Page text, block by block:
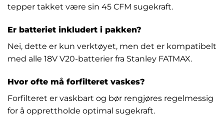
tepper takket være sin 45 CFM sugekraft.
Er batteriet inkludert i pakken?
Nei, dette er kun verktøyet, men det er kompatibelt
med alle 18V V20-batterier fra Stanley FATMAX.
Hvor ofte må forfilteret vaskes?
Forfilteret er vaskbart og bør rengjøres regelmessig
for å opprettholde optimal sugekraft.